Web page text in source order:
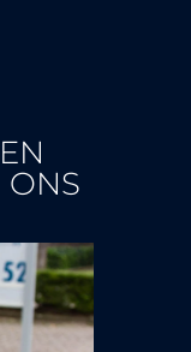
ONS